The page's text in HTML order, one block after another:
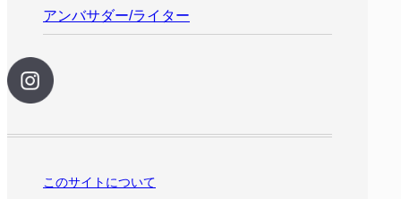
アンバサダー/ライター
このサイトについて